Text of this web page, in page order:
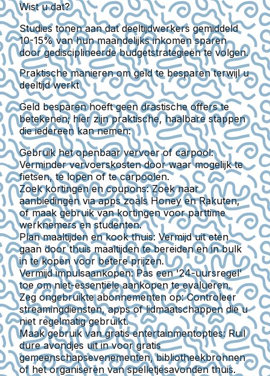
Wist u dat?
Studies tonen aan dat deeltijdwerkers gemiddeld
10-15% van hun maandelijks inkomen sparen
door gedisciplineerde budgetstrategieën te volgen.
Praktische manieren om geld te besparen terwijl u
deeltijd werkt
Geld besparen hoeft geen drastische offers te
betekenen; hier zijn praktische, haalbare stappen
die iedereen kan nemen:
Gebruik het openbaar vervoer of carpool:
Verminder vervoerskosten door waar mogelijk te
fietsen, te lopen of te carpoolen.
Zoek kortingen en coupons:Zoek naar
aanbiedingen via apps zoals Honey en Rakuten,
of maak gebruik van kortingen voor parttime
werknemers en studenten.
Plan maaltijden en kook thuis: Vermijd uit eten
gaan door thuis maaltijden te bereiden en in bulk
in te kopen voor betere prijzen.
Vermijd impulsaankopen:Pas een '24-uursregel'
toe om niet-essentiële aankopen te evalueren.
Zeg ongebruikte abonnementen op:Controleer
streamingdiensten, apps of lidmaatschappen die u
niet regelmatig gebruikt.
Maak gebruik van gratis entertainmentopties:Ruil
dure avondjes uit in voor gratis
gemeenschapsevenementen, bibliotheekbronnen
of het organiseren van spelletjesavonden thuis.